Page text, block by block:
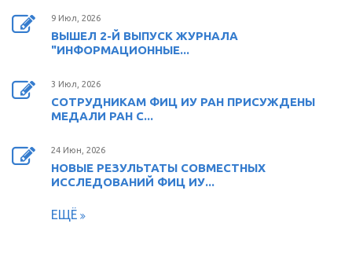
9 Июл, 2026
ВЫШЕЛ 2-Й ВЫПУСК ЖУРНАЛА
"ИНФОРМАЦИОННЫЕ...
3 Июл, 2026
СОТРУДНИКАМ ФИЦ ИУ РАН ПРИСУЖДЕНЫ
МЕДАЛИ РАН С...
24 Июн, 2026
НОВЫЕ РЕЗУЛЬТАТЫ СОВМЕСТНЫХ
ИССЛЕДОВАНИЙ ФИЦ ИУ...
ЕЩЁ